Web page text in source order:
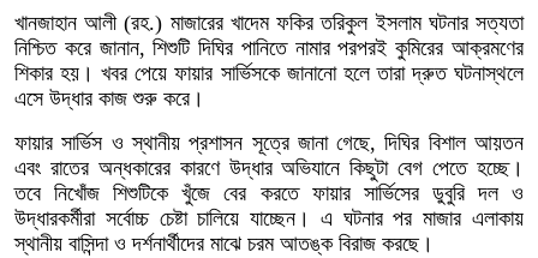
খানজাহান আলী (রহ.) মাজারের খাদেম ফকির তরিকুল ইসলাম ঘটনার সত্যতা
নিশ্চিত করে জানান, শিশুটি দিঘির পানিতে নামার পরপরই কুমিরের আক্রমণের
শিকার হয়। খবর পেয়ে ফায়ার সার্ভিসকে জানানো হলে তারা দ্রুত ঘটনাস্থলে
এসে উদ্ধার কাজ শুরু করে।
ফায়ার সার্ভিস ও স্থানীয় প্রশাসন সূত্রে জানা গেছে, দিঘির বিশাল আয়তন
এবং রাতের অন্ধকারের কারণে উদ্ধার অভিযানে কিছুটা বেগ পেতে হচ্ছে।
তবে নিখোঁজ শিশুটিকে খুঁজে বের করতে ফায়ার সার্ভিসের ডুবুরি দল ও
উদ্ধারকর্মীরা সর্বোচ্চ চেষ্টা চালিয়ে যাচ্ছেন। এ ঘটনার পর মাজার এলাকায়
স্থানীয় বাসিন্দা ও দর্শনার্থীদের মাঝে চরম আতঙ্ক বিরাজ করছে।